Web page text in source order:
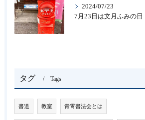
2024/07/23
タグ Tags
書道 教室 青霄書法会とは